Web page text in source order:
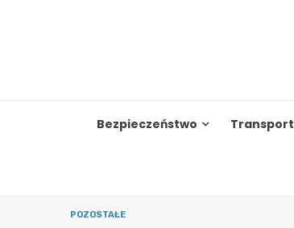
Bezpieczeństwo Transport
POZOSTAŁE